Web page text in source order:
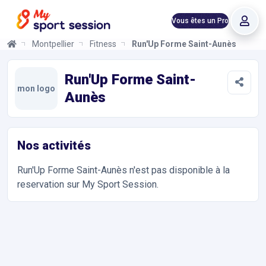
Vous êtes un Pro
Montpellier Fitness Run'Up Forme Saint-Aunès
mon logo
Run'Up Forme Saint-
Aunès
Nos activités
Run'Up Forme Saint-Aunès n'est pas disponible à la
reservation sur My Sport Session.